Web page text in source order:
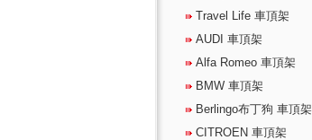
Travel Life 車頂架
AUDI 車頂架
Alfa Romeo 車頂架
BMW 車頂架
Berlingo布丁狗 車頂架
CITROEN 車頂架